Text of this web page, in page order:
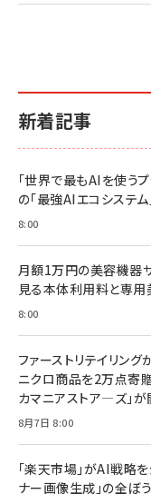
新着記事
「世界で最もAIを使う
の「最強AIエコシステ
8:00
月額1万円の美容機器
見る本体利用料と専用
8:00
ファーストリテイリン
ニクロ商品を2万点寄
カマニアストア―ズ」が
8月7日 8:00
「楽天市場」がAI戦略を
ナー画像生成」の全ぼ